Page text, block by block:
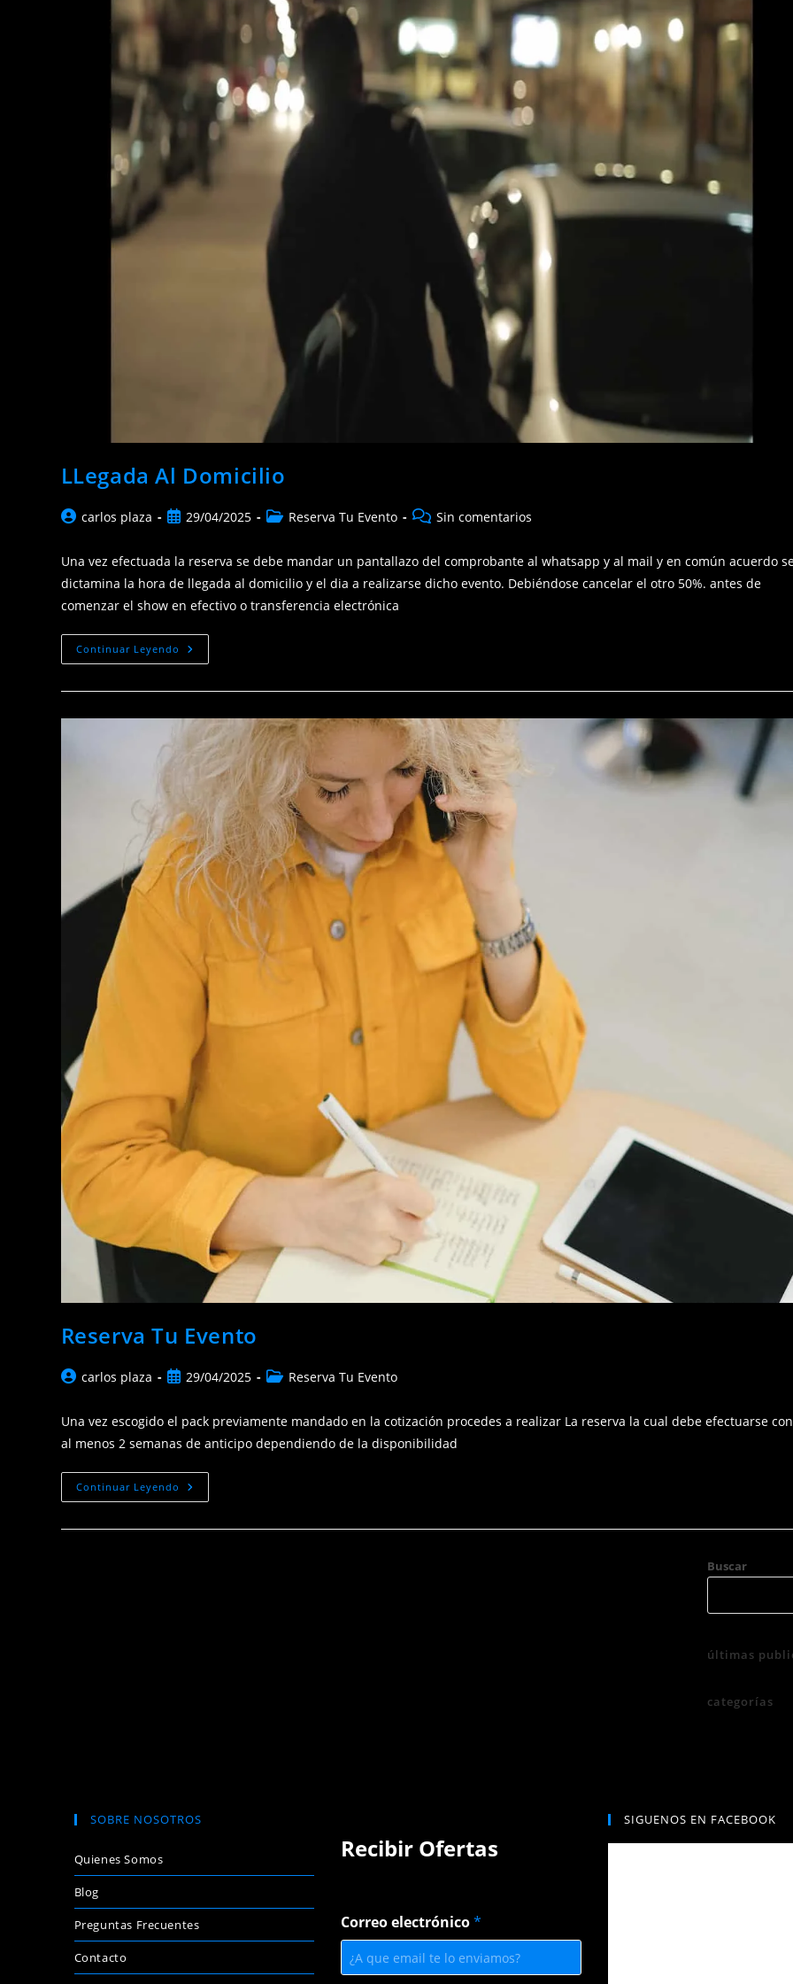
LLegada Al Domicilio
Autor
la
carlos plaza
Publicación
la
29/04/2025
Categoría
la
Reserva Tu Evento
Comentarios
Sin comentarios
Una vez efectuada la reserva se debe mandar un pantallazo del comprobante al whatsapp y al mail y en común acuerdo
dictamina la hora de llegada al domicilio y el dia a realizarse dicho evento. Debiéndose cancelar el otro 50%. antes de
comenzar el show en efectivo o transferencia electrónica
Continuar Leyendo LLegada
Al
Reserva Tu Evento
Autor
la
carlos plaza
Publicación
la
entrada:
29/04/2025
Categoría
Reserva Tu Evento
Una vez escogido el pack previamente mandado en la cotización procedes a realizar La reserva la cual debe efectuarse con
al menos 2 semanas de anticipo dependiendo de la disponibilidad
Continuar Leyendo Reserva
Tu
Buscar
últimas
categorías
SOBRE NOSOTROS
Quienes Somos
Blog
Preguntas Frecuentes
Contacto
Recibir Ofertas
l
e
t
Correo electrónico*
SIGUENOS EN FACEBOOK